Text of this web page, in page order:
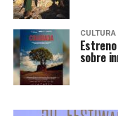
CULTURA
sobre